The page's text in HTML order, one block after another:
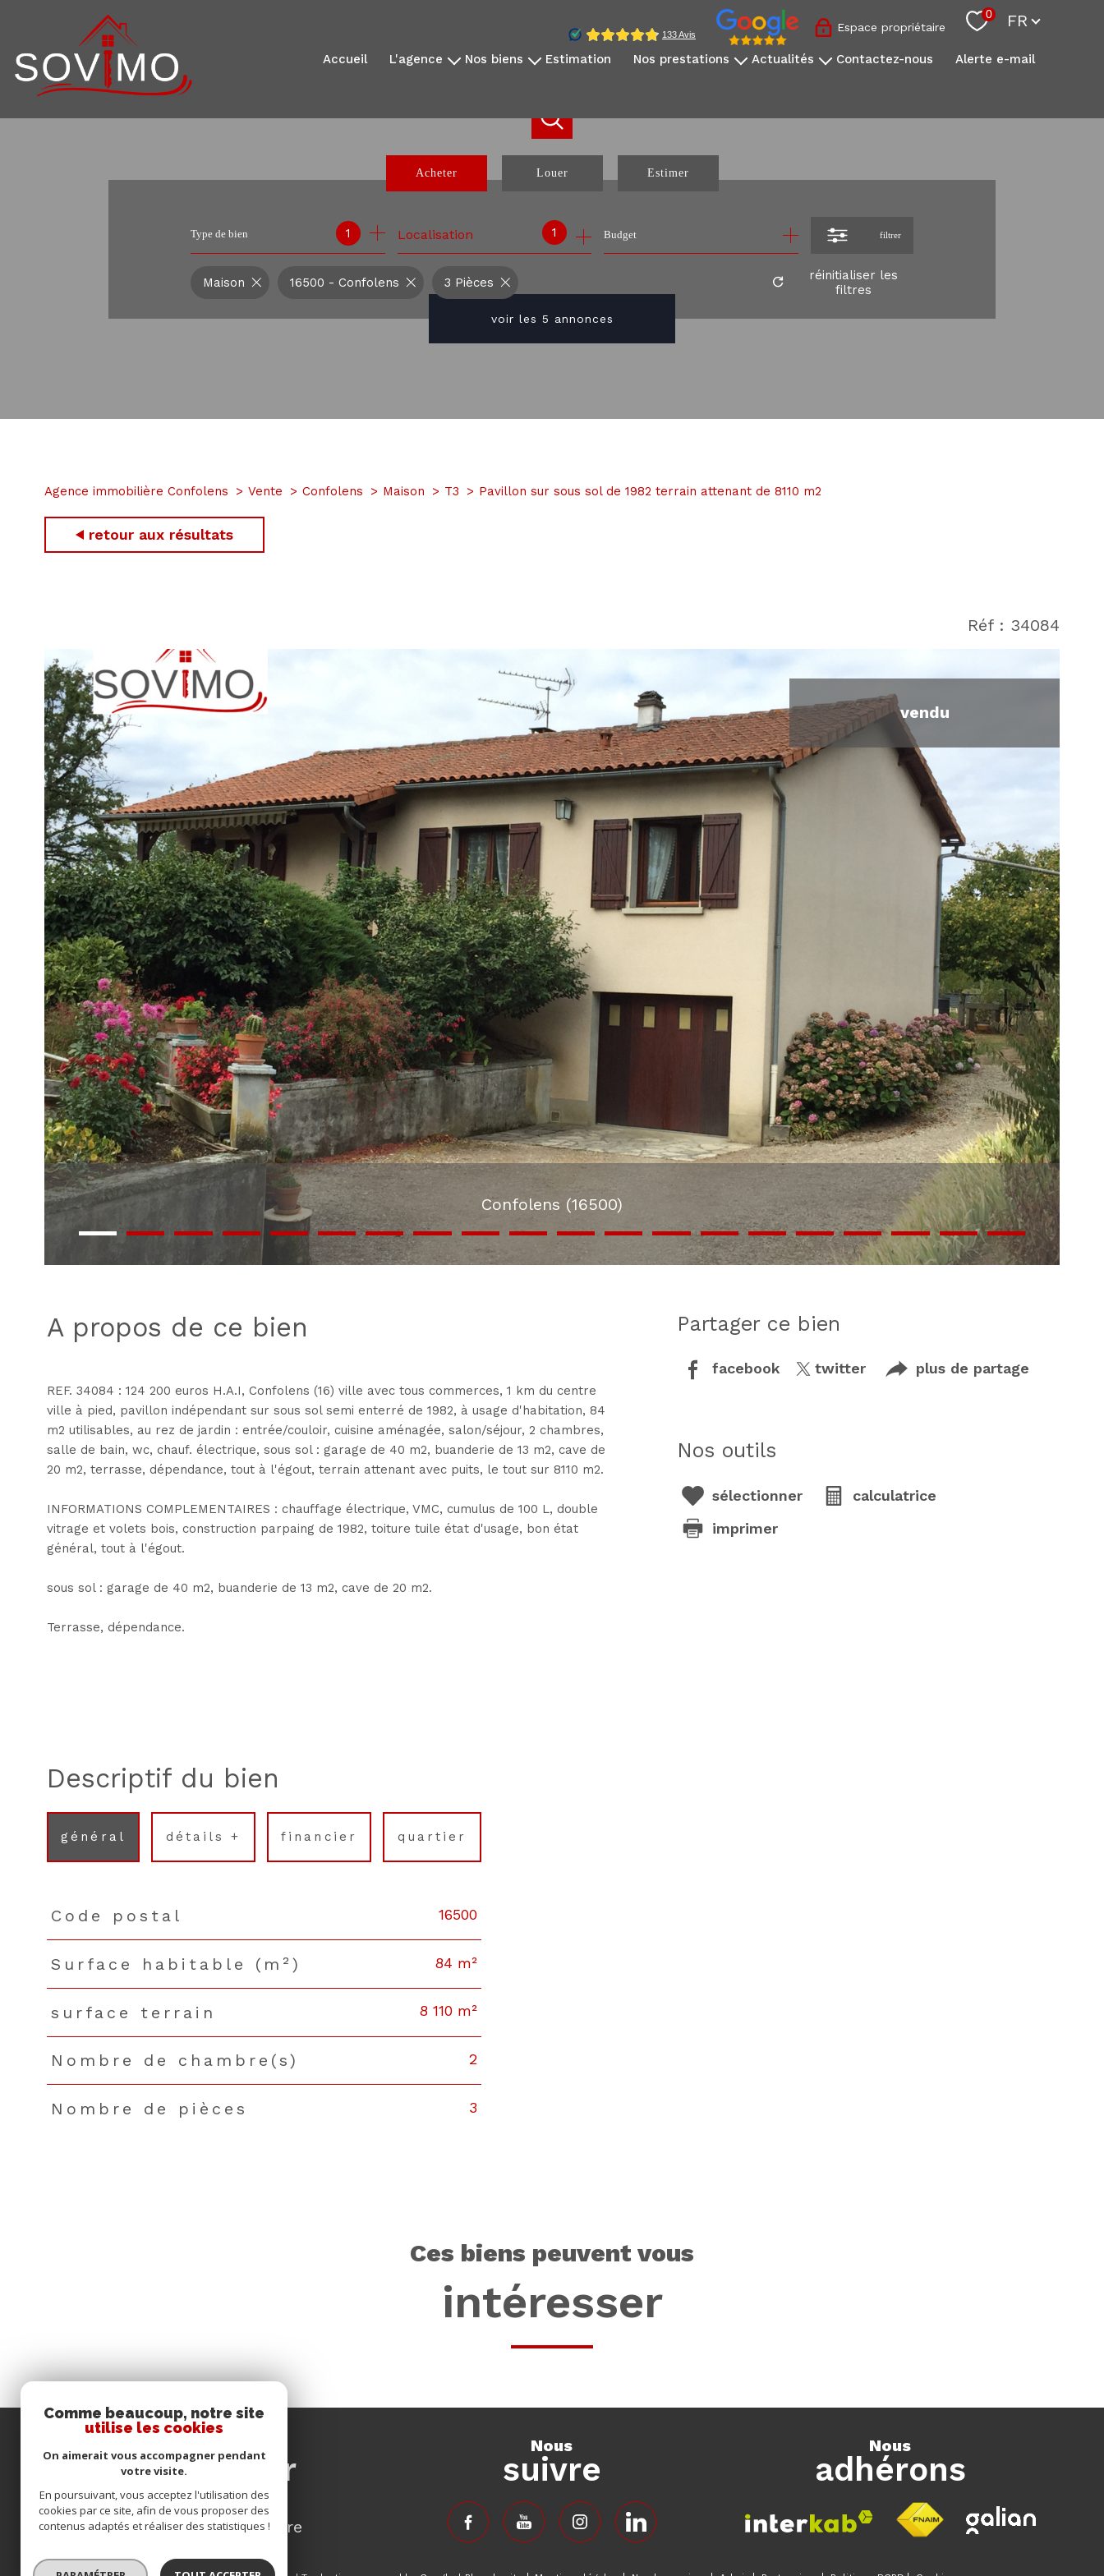
Espace propriétaire
0 FR
accueil l'agence nos biens
nos exclusivités
estimation nos prestations actualités contactez-nous alerte e-mail
Acheter Louer
à l'année
de l'immo pro
Estimer
Type de bien 1 1
Localisation Budget filtrer
voir les 5 annonces
Maison 16500 - Confolens 3 Pièces
réinitialiser les
filtres
Agence immobilière Confolens Vente Confolens Maison T3 Pavillon sur sous sol de 1982 terrain attenant de 8110 m2
retour aux résultats
Réf : 34084
vendu
Confolens (16500)
a propos de ce bien
REF. 34084 : 124 200 euros H.A.I, Confolens (16) ville avec tous commerces, 1 km du centre
ville à pied, pavillon indépendant sur sous sol semi enterré de 1982, à usage d'habitation, 84
m2 utilisables, au rez de jardin : entrée/couloir, cuisine aménagée, salon/séjour, 2 chambres,
salle de bain, wc, chauf. électrique, sous sol : garage de 40 m2, buanderie de 13 m2, cave de
20 m2, terrasse, dépendance, tout à l'égout, terrain attenant avec puits, le tout sur 8110 m2.
INFORMATIONS COMPLEMENTAIRES : chauffage électrique, VMC, cumulus de 100 L, double
vitrage et volets bois, construction parpaing de 1982, toiture tuile état d'usage, bon état
général, tout à l'égout.
sous sol : garage de 40 m2, buanderie de 13 m2, cave de 20 m2.
Terrasse, dépendance.
partager ce bien
facebook twitter plus de partage
nos outils
sélectionner
calculatrice
imprimer
descriptif du bien
général détails + financier quartier
TRAD_PAMPERO_Caracteristique
Code postal 16500
Surface habitable (m²) 84 m²
surface terrain 8 110 m²
Nombre de chambre(s) 2
Nombre de pièces 3
ces biens peuvent vous
intéresser
connecter
espace propriétaire
nous
suivre
nous
adhérons
Comme beaucoup, notre site
utilise les cookies
On aimerait vous accompagner pendant
votre visite.
En poursuivant, vous acceptez l'utilisation des
cookies par ce site, afin de vous proposer des
contenus adaptés et réaliser des statistiques !